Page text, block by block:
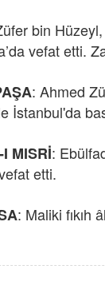
bin
vefat etti.
: Ahmed
İstanbul'da
MISRİ:
etti.
: Maliki fıkıh